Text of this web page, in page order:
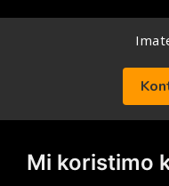
Mi koristimo
Posetite nas